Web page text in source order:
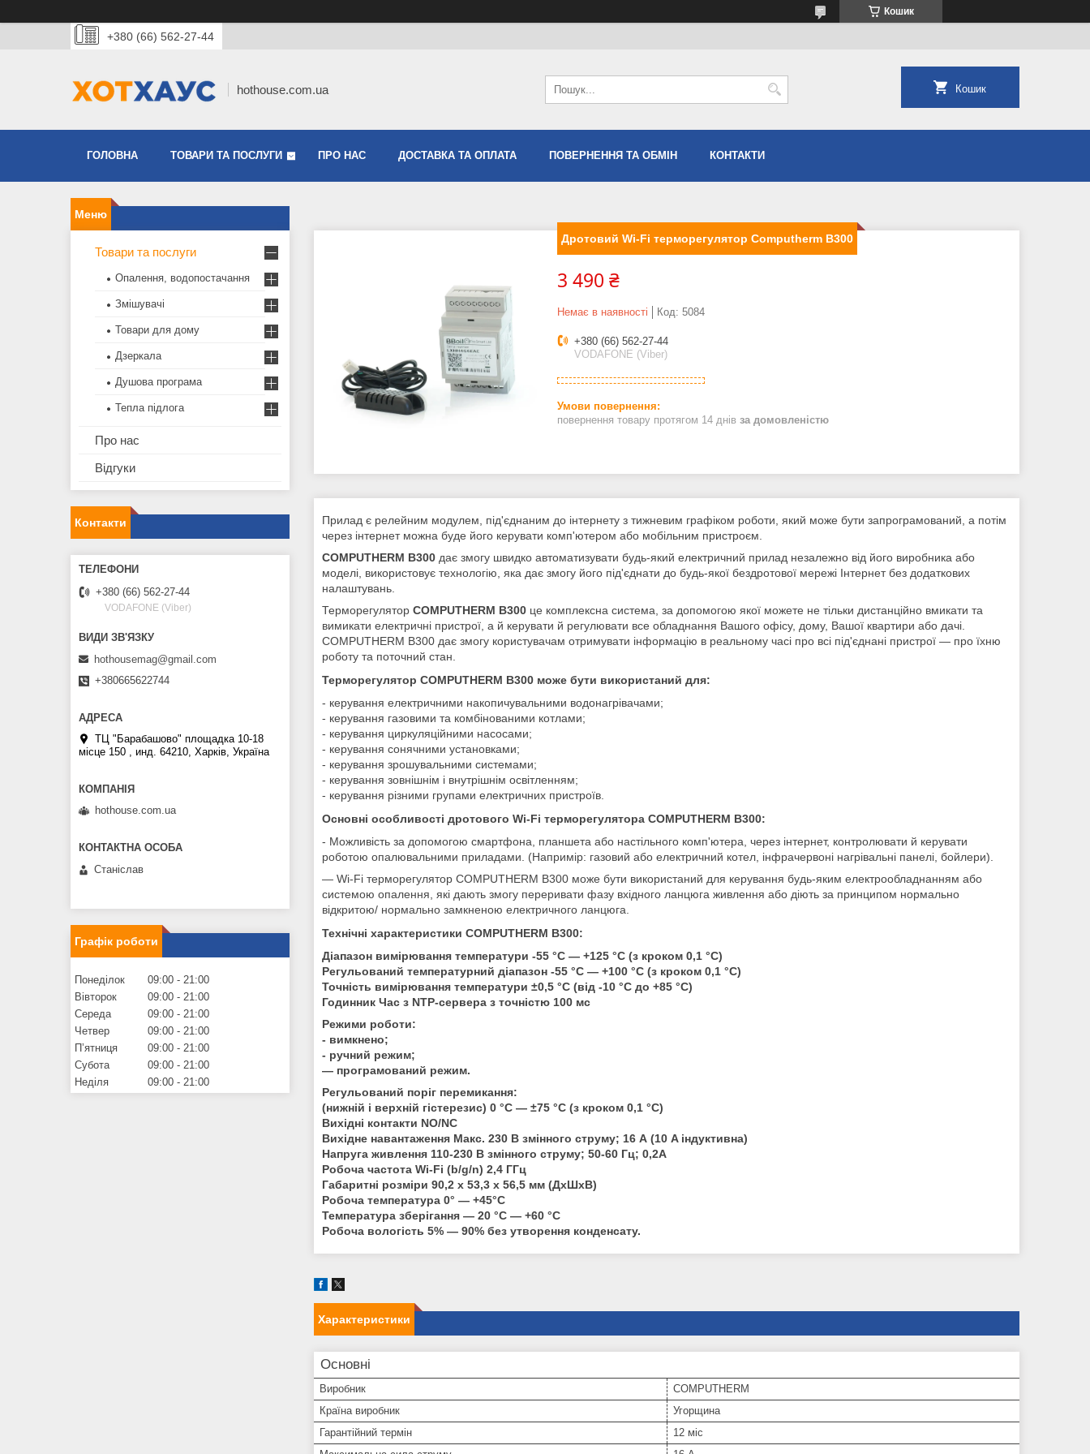
Кошик
+380 (66) 562-27-44
hothouse.com.ua Кошик
ГОЛОВНА ТОВАРИ ТА ПОСЛУГИ ПРО НАС ДОСТАВКА ТА ОПЛАТА ПОВЕРНЕННЯ ТА ОБМІН КОНТАКТИ
Дротовий Wi-Fi терморегулятор Computherm B300
3 490 ₴
Немає в наявності Код: 5084
+380 (66) 562-27-44
VODAFONE (Viber)
повернення товару протягом 14 днів за домовленістю
Прилад є релейним модулем, під'єднаним до інтернету з тижневим графіком роботи, який може бути запрограмований, а потім
через інтернет можна буде його керувати комп'ютером або мобільним пристроєм.
COMPUTHERM B300 дає змогу швидко автоматизувати будь-який електричний прилад незалежно від його виробника або
моделі, використовує технологію, яка дає змогу його під'єднати до будь-якої бездротової мережі Інтернет без додаткових
налаштувань.
Терморегулятор COMPUTHERM B300 це комплексна система, за допомогою якої можете не тільки дистанційно вмикати та
вимикати електричні пристрої, а й керувати й регулювати все обладнання Вашого офісу, дому, Вашої квартири або дачі.
COMPUTHERM B300 дає змогу користувачам отримувати інформацію в реальному часі про всі під'єднані пристрої — про їхню
роботу та поточний стан.
Терморегулятор COMPUTHERM B300 може бути використаний для:
- керування електричними накопичувальними водонагрівачами;
- керування газовими та комбінованими котлами;
- керування циркуляційними насосами;
- керування сонячними установками;
- керування зрошувальними системами;
- керування зовнішнім і внутрішнім освітленням;
- керування різними групами електричних пристроїв.
Основні особливості дротового Wi-Fi терморегулятора COMPUTHERM B300:
- Можливість за допомогою смартфона, планшета або настільного комп'ютера, через інтернет, контролювати й керувати
роботою опалювальними приладами. (Напримір: газовий або електричний котел, інфрачервоні нагрівальні панелі, бойлери).
— Wi-Fi терморегулятор COMPUTHERM B300 може бути використаний для керування будь-яким електрообладнанням або
системою опалення, які дають змогу переривати фазу вхідного ланцюга живлення або діють за принципом нормально
відкритою/ нормально замкненою електричного ланцюга.
Технічні характеристики COMPUTHERM B300:
Діапазон вимірювання температури -55 °C — +125 °C (з кроком 0,1 °C)
Регульований температурний діапазон -55 °C — +100 °C (з кроком 0,1 °C)
Точність вимірювання температури ±0,5 °C (від -10 °C до +85 °C)
Годинник Час з NTP-сервера з точністю 100 мс
Режими роботи:
- вимкнено;
- ручний режим;
— програмований режим.
Регульований поріг перемикання:
(нижній і верхній гістерезис) 0 °C — ±75 °C (з кроком 0,1 °C)
Вихідні контакти NO/NC
Вихідне навантаження Макс. 230 В змінного струму; 16 А (10 A індуктивна)
Напруга живлення 110-230 В змінного струму; 50-60 Гц; 0,2А
Робоча частота Wi-Fi (b/g/n) 2,4 ГГц
Габаритні розміри 90,2 х 53,3 х 56,5 мм (ДхШхВ)
Робоча температура 0° — +45°C
Температура зберігання — 20 °C — +60 °C
Робоча вологість 5% — 90% без утворення конденсату.
Характеристики
Основні
Виробник
COMPUTHERM
Країна виробник
Угорщина
Гарантійний термін
12 міс
Товари та послуги
Опалення, водопостачання
Змішувачі
Товари для дому
Дзеркала
Душова програма
Тепла підлога
Про нас
Відгуки
Контакти
+380 (66) 562-27-44
VODAFONE (Viber)
hothousemag@gmail.com
+380665622744
ТЦ "Барабашово" площадка 10-18
місце 150 , инд. 64210, Харків, Україна
hothouse.com.ua
Станіслав
Графік роботи
Понеділок 09:00
21:00
Вівторок
09:00
21:00
Середа
09:00
21:00
Четвер
09:00
21:00
Пʼятниця
09:00
21:00
Субота
09:00
21:00
Неділя
09:00 21:00